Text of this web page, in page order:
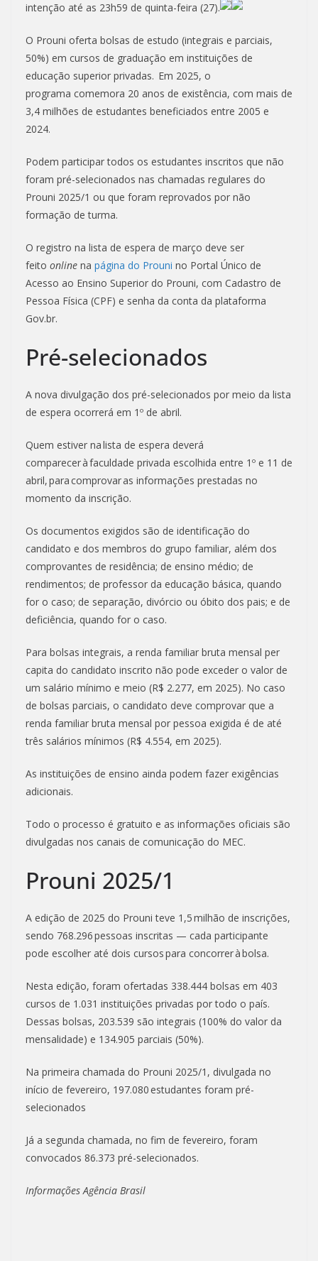
intenção até as 23h59 de quinta-feira (27).
O Prouni oferta bolsas de estudo (integrais e parciais,
50%) em cursos de graduação em instituições de
educação superior privadas. Em 2025, o
programa comemora 20 anos de existência, com mais de
3,4 milhões de estudantes beneficiados entre 2005 e
2024.
Podem participar todos os estudantes inscritos que não
foram pré-selecionados nas chamadas regulares do
Prouni 2025/1 ou que foram reprovados por não
formação de turma.
O registro na lista de espera de março deve ser
feito online na página do Prouni no Portal Único de
Acesso ao Ensino Superior do Prouni, com Cadastro de
Pessoa Física (CPF) e senha da conta da plataforma
Gov.br.
Pré-selecionados
A nova divulgação dos pré-selecionados por meio da lista
de espera ocorrerá em 1º de abril.
Quem estiver na lista de espera deverá
comparecer à faculdade privada escolhida entre 1º e 11 de
abril, para comprovar as informações prestadas no
momento da inscrição.
Os documentos exigidos são de identificação do
candidato e dos membros do grupo familiar, além dos
comprovantes de residência; de ensino médio; de
rendimentos; de professor da educação básica, quando
for o caso; de separação, divórcio ou óbito dos pais; e de
deficiência, quando for o caso.
Para bolsas integrais, a renda familiar bruta mensal per
capita do candidato inscrito não pode exceder o valor de
um salário mínimo e meio (R$ 2.277, em 2025). No caso
de bolsas parciais, o candidato deve comprovar que a
renda familiar bruta mensal por pessoa exigida é de até
três salários mínimos (R$ 4.554, em 2025).
As instituições de ensino ainda podem fazer exigências
adicionais.
Todo o processo é gratuito e as informações oficiais são
divulgadas nos canais de comunicação do MEC.
Prouni 2025/1
A edição de 2025 do Prouni teve 1,5 milhão de inscrições,
sendo 768.296 pessoas inscritas — cada participante
pode escolher até dois cursos para concorrer à bolsa.
Nesta edição, foram ofertadas 338.444 bolsas em 403
cursos de 1.031 instituições privadas por todo o país.
Dessas bolsas, 203.539 são integrais (100% do valor da
mensalidade) e 134.905 parciais (50%).
Na primeira chamada do Prouni 2025/1, divulgada no
início de fevereiro, 197.080 estudantes foram pré-
selecionados
Já a segunda chamada, no fim de fevereiro, foram
convocados 86.373 pré-selecionados.
Informações Agência Brasil